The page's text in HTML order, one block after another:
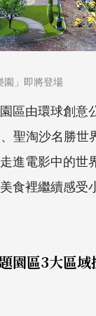
園」即將登場
區由環球創意
聖淘沙名勝世
進電影中的世
食裡繼續感受
園區3大區